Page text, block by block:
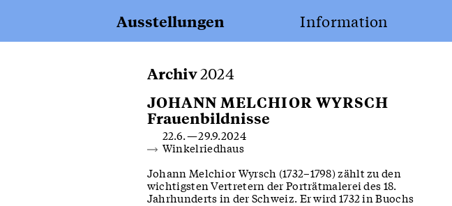
Ausstellungen
Festung Fürigen
von 1941 bis heute
Information
Archiv2024
JOHANN MELCHIOR WYRSCH
Frauenbildnisse
22.6. — 29.9.2024
Winkelriedhaus
Johann Melchior Wyrsch (1732–1798) zählt zu den
wichtigsten Vertretern der Porträtmalerei des 18.
Jahrhunderts in der Schweiz. Er wird 1732 in Buochs